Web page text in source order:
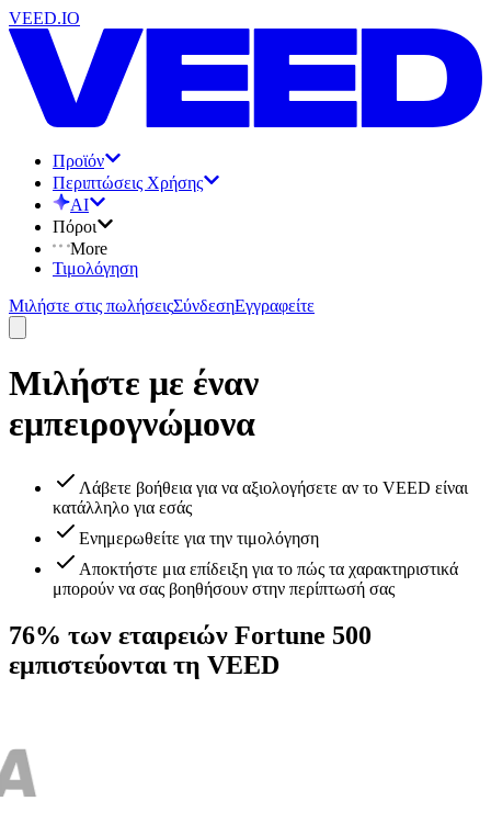
VEED.IO
Προϊόν
Περιπτώσεις Χρήσης
AI
Πόροι
More
Τιμολόγηση
Μιλήστε στις πωλήσειςΣύνδεσηΕγγραφείτε
Μιλήστε με έναν
εμπειρογνώμονα
Λάβετε βοήθεια για να αξιολογήσετε αν το VEED είναι
κατάλληλο για εσάς
Ενημερωθείτε για την τιμολόγηση
Αποκτήστε μια επίδειξη για το πώς τα χαρακτηριστικά
μπορούν να σας βοηθήσουν στην περίπτωσή σας
76% των εταιρειών Fortune 500
εμπιστεύονται τη VEED